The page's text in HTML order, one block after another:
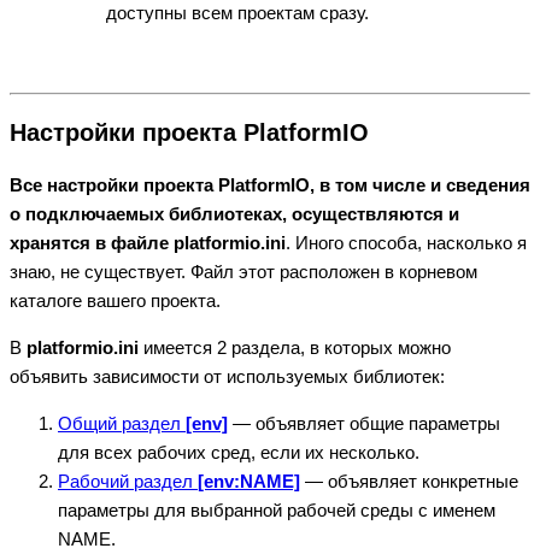
доступны всем проектам сразу.
Настройки проекта PlatformIO
Все настройки проекта PlatformIO, в том числе и сведения
о подключаемых библиотеках, осуществляются и
хранятся в файле platformio.ini. Иного способа, насколько я
знаю, не существует. Файл этот расположен в корневом
каталоге вашего проекта.
В platformio.ini имеется 2 раздела, в которых можно
объявить зависимости от используемых библиотек:
Общий раздел [env] — объявляет общие параметры
для всех рабочих сред, если их несколько.
Рабочий раздел [env:NAME] — объявляет конкретные
параметры для выбранной рабочей среды с именем
NAME.